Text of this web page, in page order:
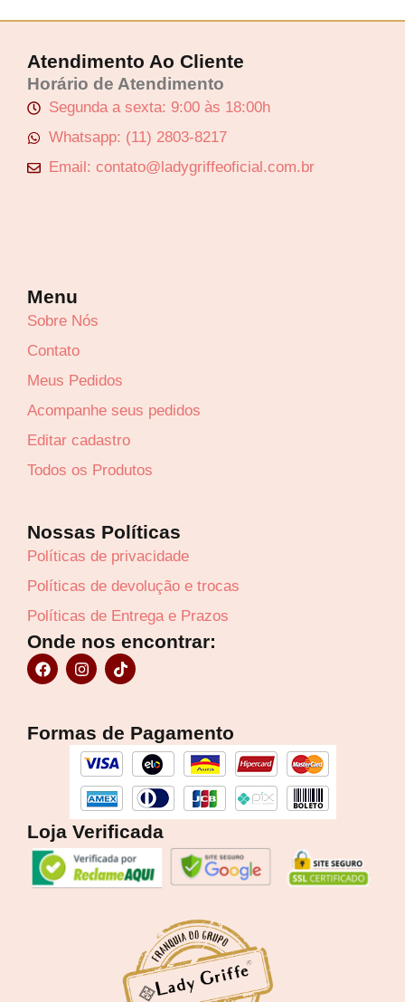
Atendimento Ao Cliente
Horário de Atendimento
Segunda a sexta: 9:00 às 18:00h
Whatsapp: (11) 2803-8217
Email: contato@ladygriffeoficial.com.br
Menu
Sobre Nós
Contato
Meus Pedidos
Acompanhe seus pedidos
Editar cadastro
Todos os Produtos
Nossas Políticas
Políticas de privacidade
Políticas de devolução e trocas
Políticas de Entrega e Prazos
Onde nos encontrar:
F
a
o
I
n
g
r
a
m
T
i
k
Formas de Pagamento
Loja Verificada